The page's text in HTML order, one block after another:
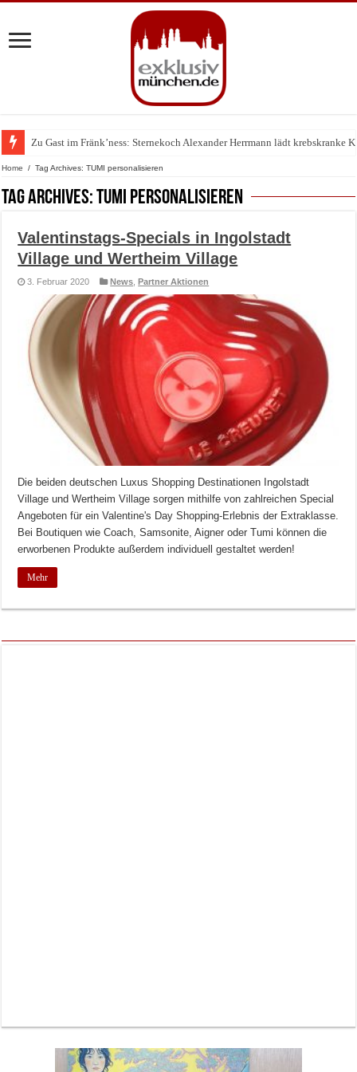
Zu Gast im Fränk’ness: Sternekoch Alexander Herrmann lädt krebskranke
Warum München gerade zum Treffpunkt der Lingerie-Branche wurde
Home / Tag Archives: TUMI personalisieren
Tag Archives:TUMI personalisieren
Valentinstags-Specials in Ingolstadt
Village und Wertheim Village
3. Februar 2020 News ,Partner Aktionen
Die beiden deutschen Luxus Shopping Destinationen Ingolstadt
Village und Wertheim Village sorgen mithilfe von zahlreichen Special
Angeboten für ein Valentine's Day Shopping-Erlebnis der Extraklasse.
Bei Boutiquen wie Coach, Samsonite, Aigner oder Tumi können die
erworbenen Produkte außerdem individuell gestaltet werden!
Mehr